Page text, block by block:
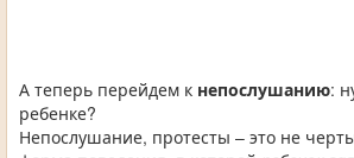
А теперь перейдем к непослушанию:
ребенке?
Непослушание, протесты – это не